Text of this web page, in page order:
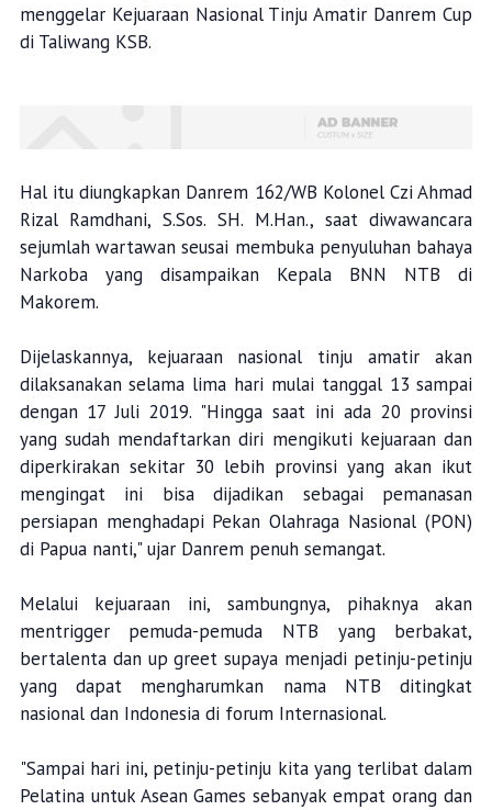
menggelar Kejuaraan Nasional Tinju Amatir Danrem Cup
di Taliwang KSB.
Hal itu diungkapkan Danrem 162/WB Kolonel Czi Ahmad
Rizal Ramdhani, S.Sos. SH. M.Han., saat diwawancara
sejumlah wartawan seusai membuka penyuluhan bahaya
Narkoba yang disampaikan Kepala BNN NTB di
Makorem.
Dijelaskannya, kejuaraan nasional tinju amatir akan
dilaksanakan selama lima hari mulai tanggal 13 sampai
dengan 17 Juli 2019. "Hingga saat ini ada 20 provinsi
yang sudah mendaftarkan diri mengikuti kejuaraan dan
diperkirakan sekitar 30 lebih provinsi yang akan ikut
mengingat ini bisa dijadikan sebagai pemanasan
persiapan menghadapi Pekan Olahraga Nasional (PON)
di Papua nanti," ujar Danrem penuh semangat.
Melalui kejuaraan ini, sambungnya, pihaknya akan
mentrigger pemuda-pemuda NTB yang berbakat,
bertalenta dan up greet supaya menjadi petinju-petinju
yang dapat mengharumkan nama NTB ditingkat
nasional dan Indonesia di forum Internasional.
"Sampai hari ini, petinju-petinju kita yang terlibat dalam
Pelatina untuk Asean Games sebanyak empat orang dan